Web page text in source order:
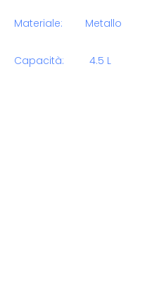
Materiale: Metallo
Capacità: 4.5 L